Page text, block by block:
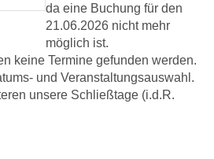
da eine Buchung für den
21.06.2026 nicht mehr
möglich ist.
keine Termine gefunden werden.
und Veranstaltungsauswahl.
unsere Schließtage (i.d.R.